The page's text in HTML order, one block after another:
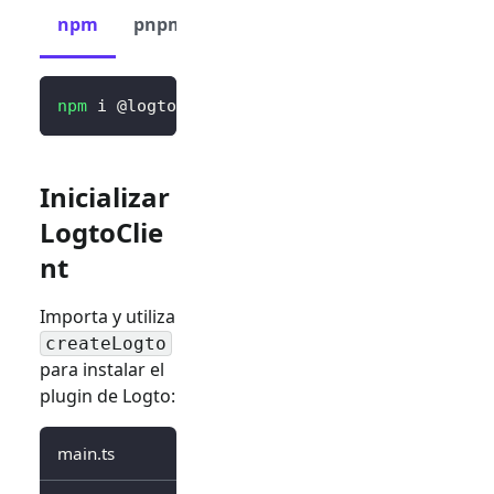
npm pnpm
npm i @logto/vue
Inicializar
LogtoClie
nt
Importa y utiliza
createLogto
para instalar el
plugin de Logto:
main.ts